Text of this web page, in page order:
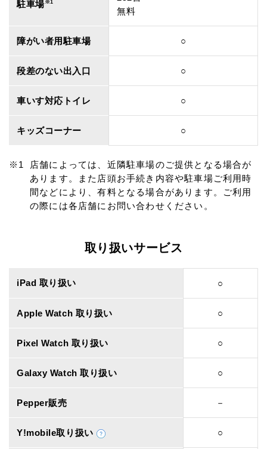
駐車場※1
無料
障がい者用駐車場 ○
段差のない出入口 ○
車いす対応トイレ ○
キッズコーナー ○
店舗によっては、近隣駐車場のご提供となる場合が
あります。また店頭お手続き内容や駐車場ご利用時
間などにより、有料となる場合があります。ご利用
の際には各店舗にお問い合わせください。
取り扱いサービス
iPad 取り扱い ○
Apple Watch 取り扱い ○
Pixel Watch 取り扱い ○
Galaxy Watch 取り扱い ○
Pepper販売 －
Y!mobile取り扱い ○